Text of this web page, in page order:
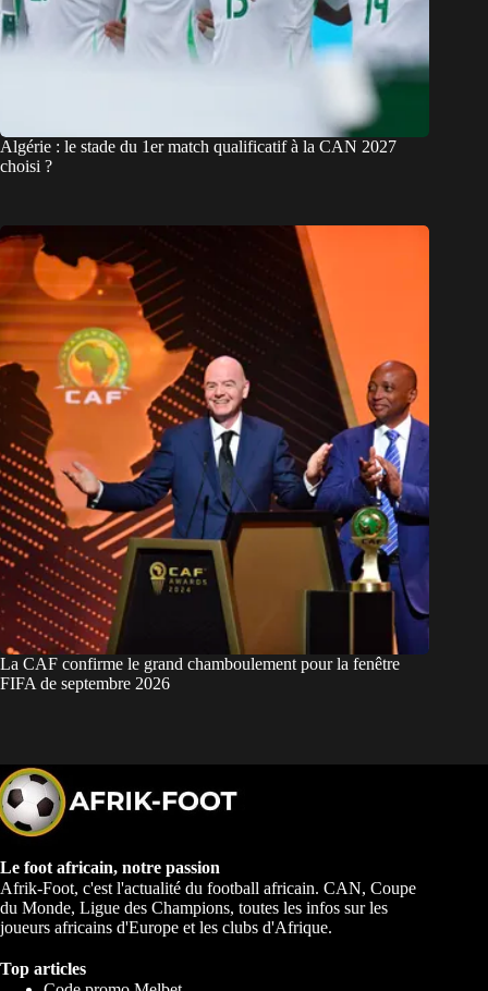
Algérie : le stade du 1er match qualificatif à la CAN 2027
choisi ?
La CAF confirme le grand chamboulement pour la fenêtre
FIFA de septembre 2026
Le foot africain, notre passion
Afrik-Foot, c'est l'actualité du football africain. CAN, Coupe
du Monde, Ligue des Champions, toutes les infos sur les
joueurs africains d'Europe et les clubs d'Afrique.
Top articles